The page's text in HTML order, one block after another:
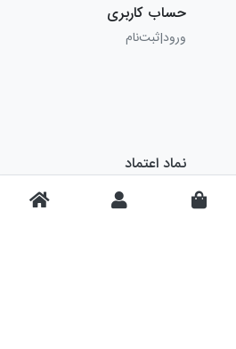
حساب کاربری
ورود|ثبت‌نام
نماد اعتماد